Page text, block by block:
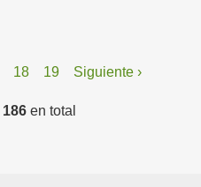
18 19 Siguiente ›
186 en total